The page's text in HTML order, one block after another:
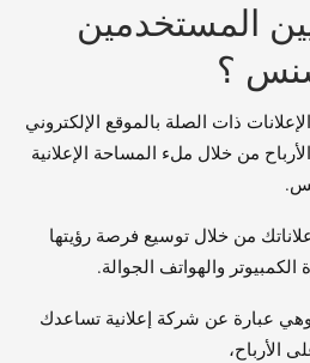
المستخدمين
؟
ذات الصلة بالموقع الإلكتروني
من خلال ملء المساحة الإعلانية
من خلال توسيع فرصة رؤيتها
والهواتف الجوالة.
عبارة عن شركة إعلانية تساعدك
الأرباح،